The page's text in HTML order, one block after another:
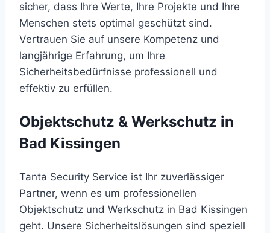
sicher, dass Ihre Werte, Ihre Projekte und Ihre
Menschen stets optimal geschützt sind.
Vertrauen Sie auf unsere Kompetenz und
langjährige Erfahrung, um Ihre
Sicherheitsbedürfnisse professionell und
effektiv zu erfüllen.
Objektschutz & Werkschutz in
Bad Kissingen
Tanta Security Service ist Ihr zuverlässiger
Partner, wenn es um professionellen
Objektschutz und Werkschutz in Bad Kissingen
geht. Unsere Sicherheitslösungen sind speziell